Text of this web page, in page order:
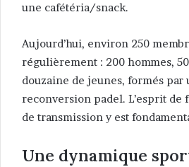
une cafétéria/snack.
Aujourd’hui, environ 250
régulièrement : 200 hommes,
douzaine de jeunes, formés
reconversion padel. L’esprit de
de transmission y est
Une dynamique